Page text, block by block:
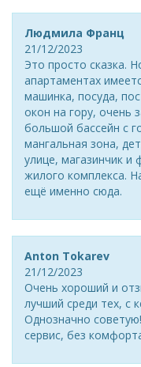
Людмила Франц
21/12/2023
Это просто сказка.
апартаментах
машинка, посуда,
окон на гору, очень
большой бассейн с
мангальная зона,
улице, магазинчик и
жилого комплекса.
ещё именно сюда.
Anton Tokarev
21/12/2023
Очень хороший и
лучший среди тех, с
Однозначно
сервис, без